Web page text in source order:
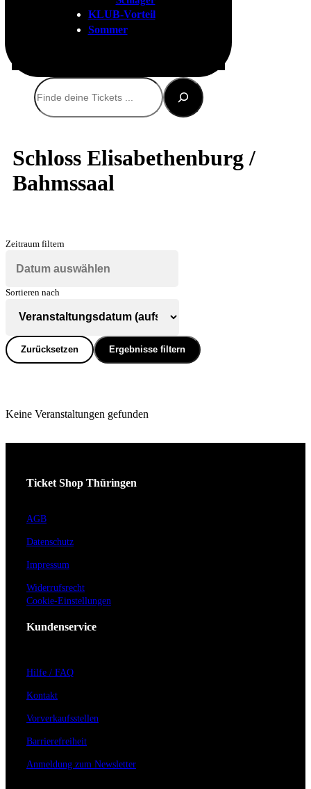
KLUB-Vorteil
Sommer
Suchen
Schloss Elisabethenburg /
Bahmssaal
Zeitraum filtern
Sortieren nach
Zurücksetzen Ergebnisse filtern
Keine Veranstaltungen gefunden
Ticket Shop Thüringen
AGB
Datenschutz
Impressum
Widerrufsrecht
Cookie-Einstellungen
Kundenservice
Hilfe / FAQ
Kontakt
Vorverkaufsstellen
Barrierefreiheit
Anmeldung zum Newsletter